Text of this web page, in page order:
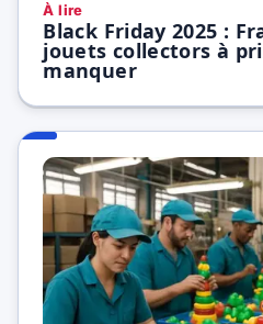
À lire
Black Friday 2025 :
jouets collectors à
manquer